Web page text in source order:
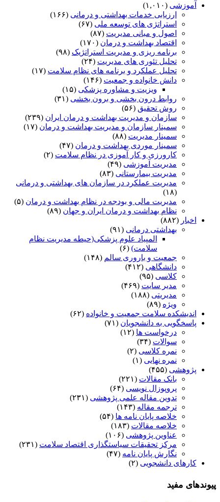
آموزشی (۱,۰۱۰)
ارزیابی خدمات بهداشتی و درمانی (۱۶۶)
استراتژی های توسعه ملی (۶۷)
اصول و مبانی مدیریت (۸۷)
اقتصاد بهداشت و درمان (۱۷۰)
برنامه ریزی و مدیریت استراتژیک (۹۸)
تحلیل تئوری های مدیریت (۲۴)
تحلیل عملکرد و برنامه های نظام سلامت (۱۷)
دانش خانواده و جمعیت (۱۴۶)
ویزیت و مشاوره پزشکی (۱۵)
روابط درون بخشی و برون بخشی (۳۱)
روش تحقیق (۵۶)
سازمان و مدیریت بهداشت و درمان ایران (۲۳۹)
سمینار سازمان و مدیریت بهداشت و درمان (۱۷)
سمینار مدیریت (۸۸)
سمینار موردی بهداشت و درمان (۴۷)
کارورزی و کار آموزی در نظام سلامت (۲)
مدیریت آموزشی (۴۹)
مدیریت بیمارستانی (۸۳)
مدیریت عملکرد در سازمان های بهداشتی و درمانی
(۱۸)
مدیریت مالی و بودجه در نظام بهداشت و درمان (۵)
نظام بهداشت و درمان ایران و جهان (۸۹)
اخبار (۸۸۲)
بهداشتی درمانی (۹۱)
المپیاد علوم پزشکی(حیطه مدیریت نظام
سلامت) (۶)
جمعیت و باروری سالم (۱۴۸)
دانشگاهی (۴۱۲)
کلاسی (۹۵)
مدیر سایت (۴۶۹)
مدیریتی (۱۸۸)
ویژه (۸۹)
اندیشکده سلامت جمعیت و خانواده (۶۲)
پاسخگویی به دانشجویان (۷۱)
درخواست ها (۱۲)
سوالات (۳۴)
نمره کلاسی (۲)
نمره نهایی (۱)
پژوهشی (۴۵۵)
بانک مقالات (۲۲۱)
پروپوزال نویسی (۶۴)
تدوین مقاله علمی پژوهشی (۲۳۱)
ترجمه مقاله (۱۴۳)
خلاصه پایان نامه ها (۵۴)
خلاصه مقالات (۱۸۳)
عناوین پژوهشی (۱۰۶)
مرکز تحقیقات سیاستگذاری اقتصاد سلامت (۲۳۱)
نگارش پایان نامه (۴۷)
کارهای دانشجویی (۲)
پیوندهای مفید